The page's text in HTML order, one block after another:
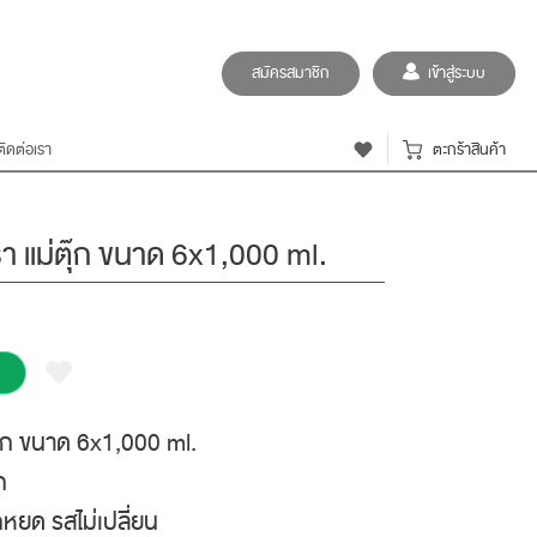
สมัครสมาชิก เข้าสู่ระบบ
ดต่อเรา ตะกร้าสินค้า
แม่ตุ๊ก ขนาด 6x1,000 ml.
ขนาด 6x1,000 ml.
ยด รสไม่เปลี่ยน